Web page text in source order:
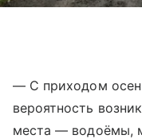
— С приходом
вероятность
места — водоёмы,